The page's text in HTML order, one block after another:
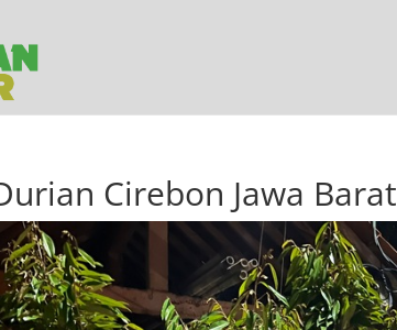
Cirebon Jawa Barat